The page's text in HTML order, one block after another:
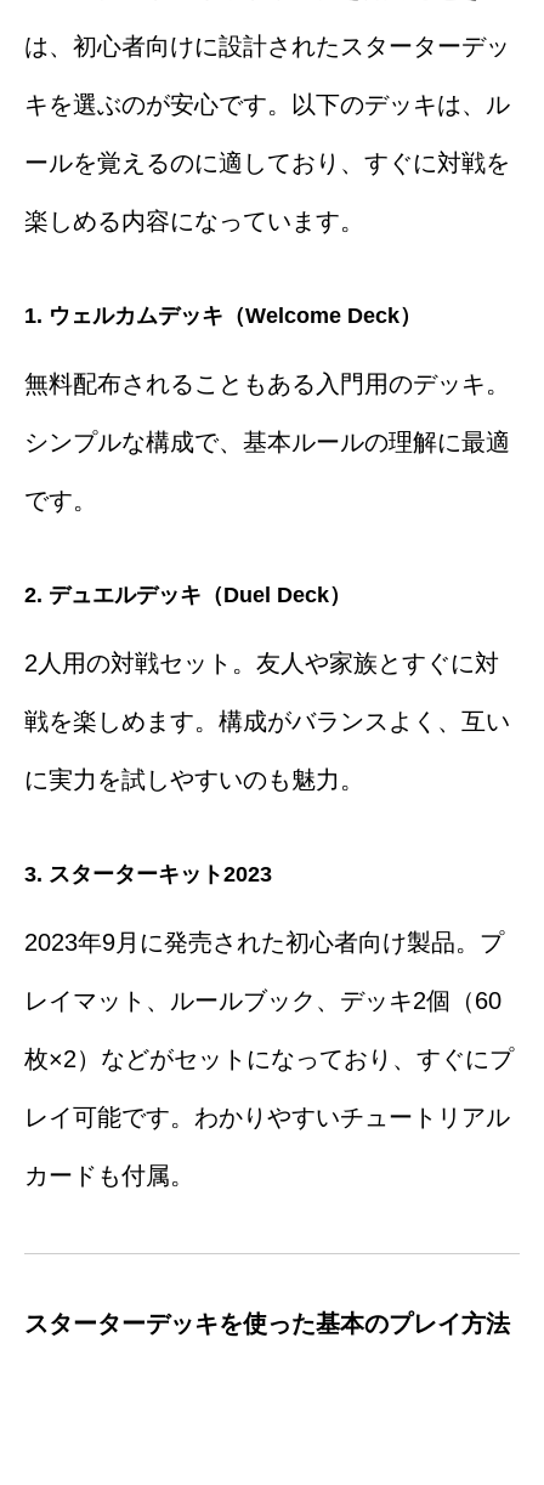
は、初心者向けに設計されたスターターデッ
キを選ぶのが安心です。以下のデッキは、ル
ールを覚えるのに適しており、すぐに対戦を
楽しめる内容になっています。
1. ウェルカムデッキ（Welcome Deck）
無料配布されることもある入門用のデッキ。
シンプルな構成で、基本ルールの理解に最適
です。
2. デュエルデッキ（Duel Deck）
2人用の対戦セット。友人や家族とすぐに対
戦を楽しめます。構成がバランスよく、互い
に実力を試しやすいのも魅力。
3. スターターキット2023
2023年9月に発売された初心者向け製品。プ
レイマット、ルールブック、デッキ2個（60
枚×2）などがセットになっており、すぐにプ
レイ可能です。わかりやすいチュートリアル
カードも付属。
スターターデッキを使った基本のプレイ方法